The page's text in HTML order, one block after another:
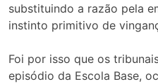
substituindo a razão pela
instinto primitivo de
Foi por isso que os
episódio da Escola Base,